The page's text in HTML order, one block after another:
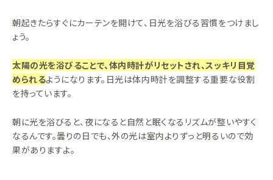
朝起きたらすぐにカーテンを開けて、日光を浴びる習慣をつけまし
ょう。
太陽の光を浴びることで、体内時計がリセットされ、スッキリ目覚
められるようになります。日光は体内時計を調整する重要な役割
を持っています。
朝に光を浴びると、夜になると自然と眠くなるリズムが整いやすく
なるんです。曇りの日でも、外の光は室内よりずっと明るいので効
果がありますよ。